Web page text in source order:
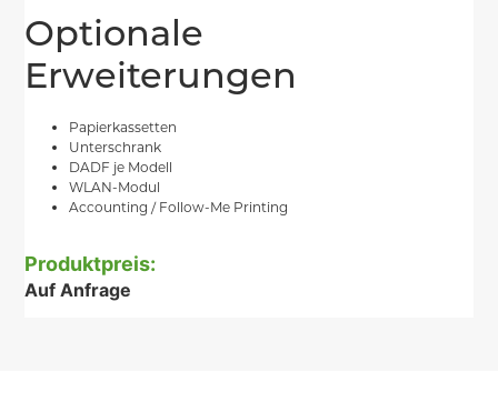
Optionale
Erweiterungen
Papierkassetten
Unterschrank
DADF je Modell
WLAN-Modul
Accounting / Follow-Me Printing
Produktpreis:
Auf Anfrage